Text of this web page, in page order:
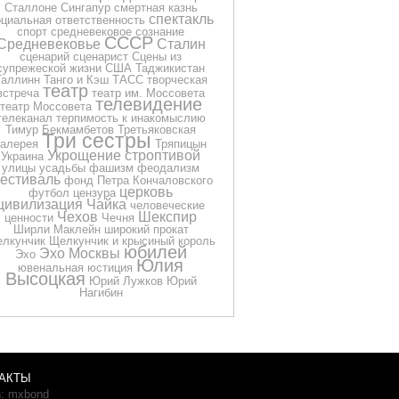
Сталлоне Сингапур смертная казнь
ответственность спектакль
спорт средневековое сознание
СССР Сталин
сценарий сценарист Сцены из
жизни США Таджикистан
Танго и Кэш ТАСС творческая
театр театр им. Моссовета
театр Моссовета телевидение
терпимость к инакомыслию
Тимур Бекмамбетов Третьяковская
Три сестры Тряпицын
Украина Укрощение строптивой
улицы усадьбы фашизм феодализм
фонд Петра Кончаловского
футбол цензура церковь
Чайка человеческие
ценности Чехов Чечня Шекспир
Ширли Маклейн широкий прокат
Щелкунчик и крысиный король
Эхо Эхо Москвы юбилей
ювенальная юстиция Юлия
Высоцкая Юрий Лужков Юрий
Нагибин
mxbond